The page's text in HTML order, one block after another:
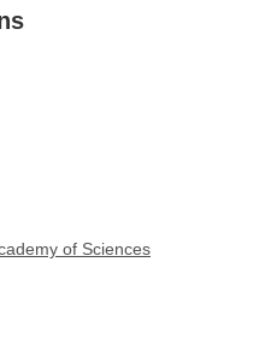
of Sciences